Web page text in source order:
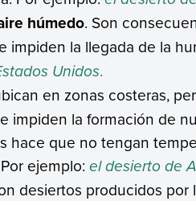
húmedo. Son
impiden la llegada de la
Unidos.
en zonas costeras,
impiden la formación de
hace que no tengan
ejemplo:el desierto de
desiertos producidos